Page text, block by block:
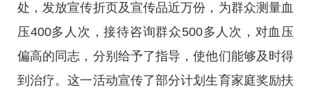
处，发放宣传折页及宣传品近万份，为群众测量血
压400多人次，接待咨询群众500多人次，对血压
偏高的同志，分别给予了指导，使他们能够及时得
到治疗。这一活动宣传了部分计划生育家庭奖励扶